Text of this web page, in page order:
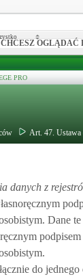
OGLĄDAĆ
PRO
Art. 47. Ustawa
danych z
Dane
do